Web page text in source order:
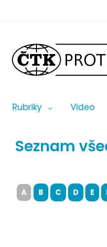
Rubriky Video
Seznam
A B C D E